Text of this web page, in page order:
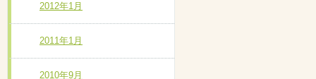
2012年1月
2011年1月
2010年9月